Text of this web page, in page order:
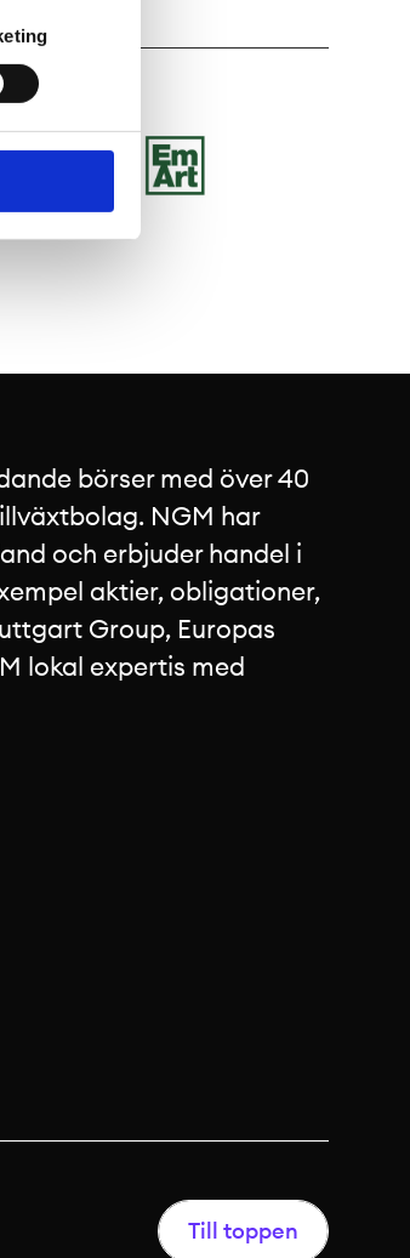
börser med över 40
NGM har
och erbjuder handel i
aktier, obligationer,
Group, Europas
lokal expertis med
Till toppen